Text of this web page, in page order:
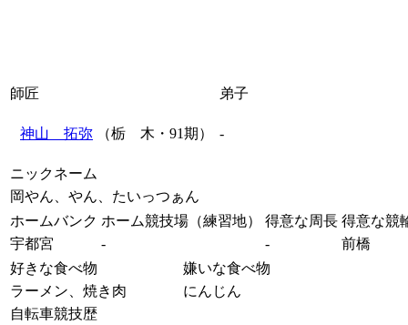
師匠 弟子
神山 拓弥 （栃 木・91期） -
ニックネーム
岡やん、やん、たいっつぁん
ホームバンク ホーム競技場（練習地） 得意な周長 得意な競
宇都宮
- -
前橋
好きな食べ物
嫌いな食べ物
ラーメン、焼き肉
にんじん
自転車競技歴